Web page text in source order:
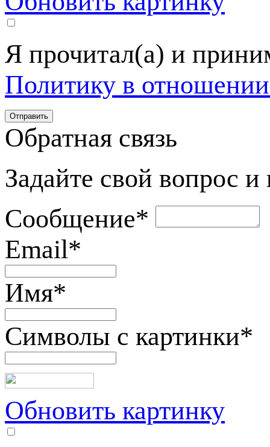
Я прочитал(а) и
Политику в
Обратная связь
Задайте свой вопрос
Сообщение*
Email*
Имя*
Символы с картинки*
Обновить картинку